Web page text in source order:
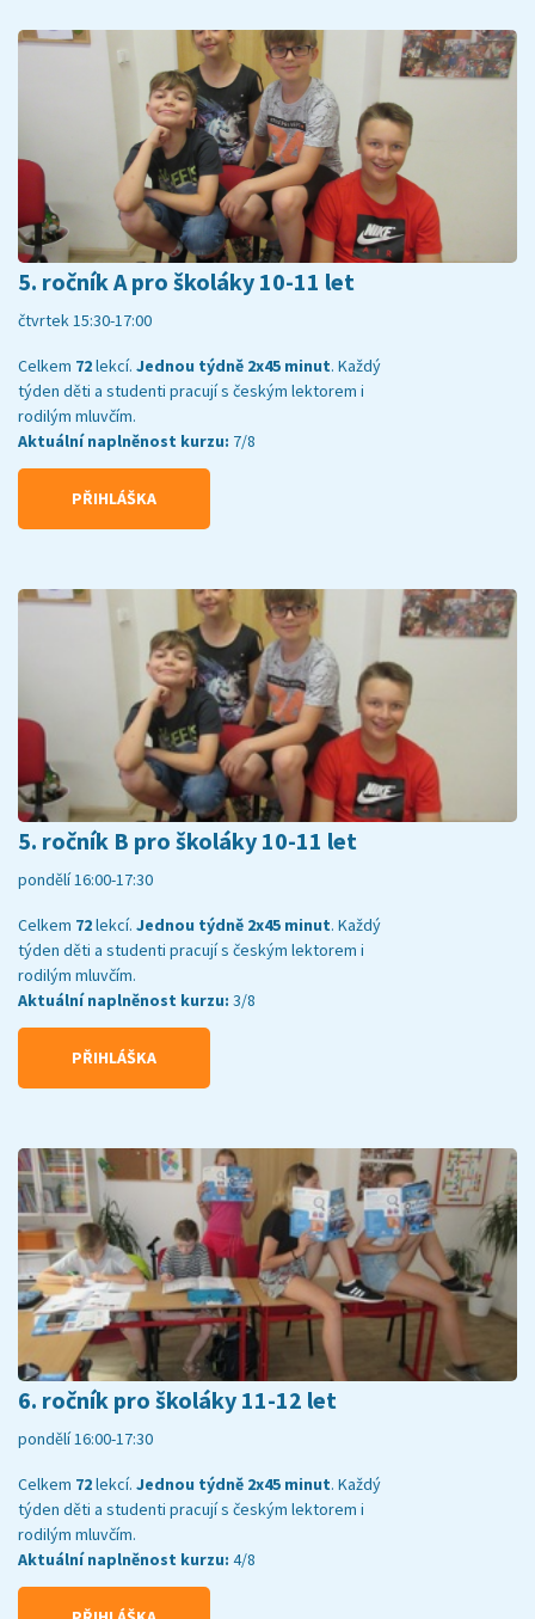
5. ročník A pro školáky 10-11 let
čtvrtek 15:30-17:00
Celkem 72lekcí. Jednou týdně 2x45 minut. Každý
týden děti a studenti pracují s českým lektorem i
rodilým mluvčím.
Aktuální naplněnost kurzu: 7/8
PŘIHLÁŠKA
5. ročník B pro školáky 10-11 let
pondělí 16:00-17:30
Celkem 72lekcí. Jednou týdně 2x45 minut. Každý
týden děti a studenti pracují s českým lektorem i
rodilým mluvčím.
Aktuální naplněnost kurzu: 3/8
PŘIHLÁŠKA
6. ročník pro školáky 11-12 let
pondělí 16:00-17:30
Celkem 72lekcí. Jednou týdně 2x45 minut. Každý
týden děti a studenti pracují s českým lektorem i
rodilým mluvčím.
Aktuální naplněnost kurzu: 4/8